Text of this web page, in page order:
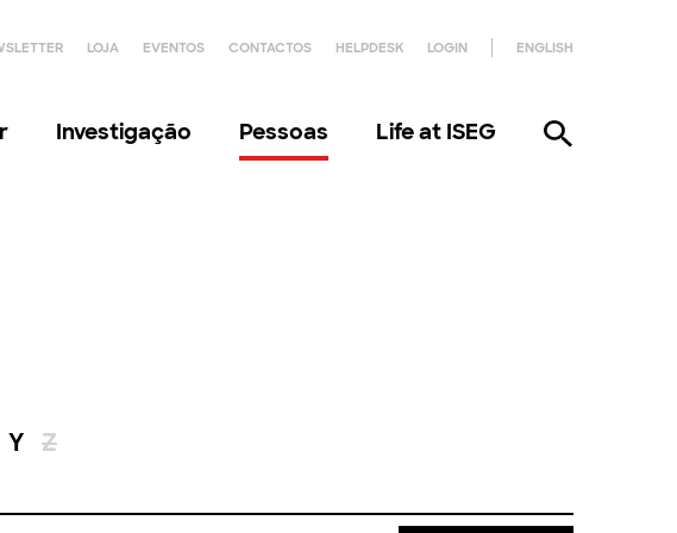
LOJA EVENTOS CONTACTOS HELPDESK LOGIN ENGLISH
Investigação Pessoas Life at ISEG
Y Z